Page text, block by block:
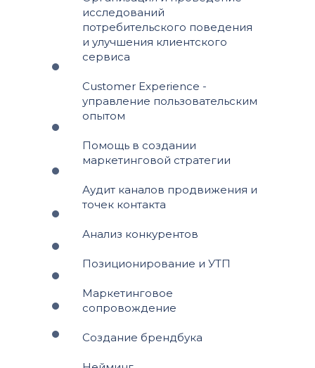
исследований
потребительского поведения
и улучшения клиентского
сервиса
Customer Experience -
управление пользовательским
опытом
Помощь в создании
маркетинговой стратегии
Аудит каналов продвижения и
точек контакта
Анализ конкурентов
Позиционирование и УТП
Маркетинговое
сопровождение
Создание брендбука